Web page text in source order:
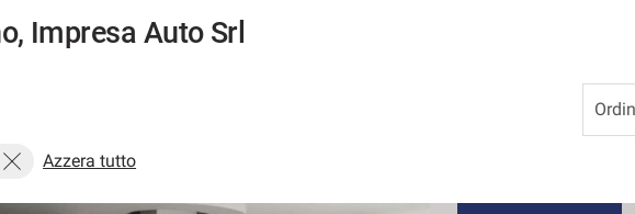
Impresa Auto Srl
Azzera tutto